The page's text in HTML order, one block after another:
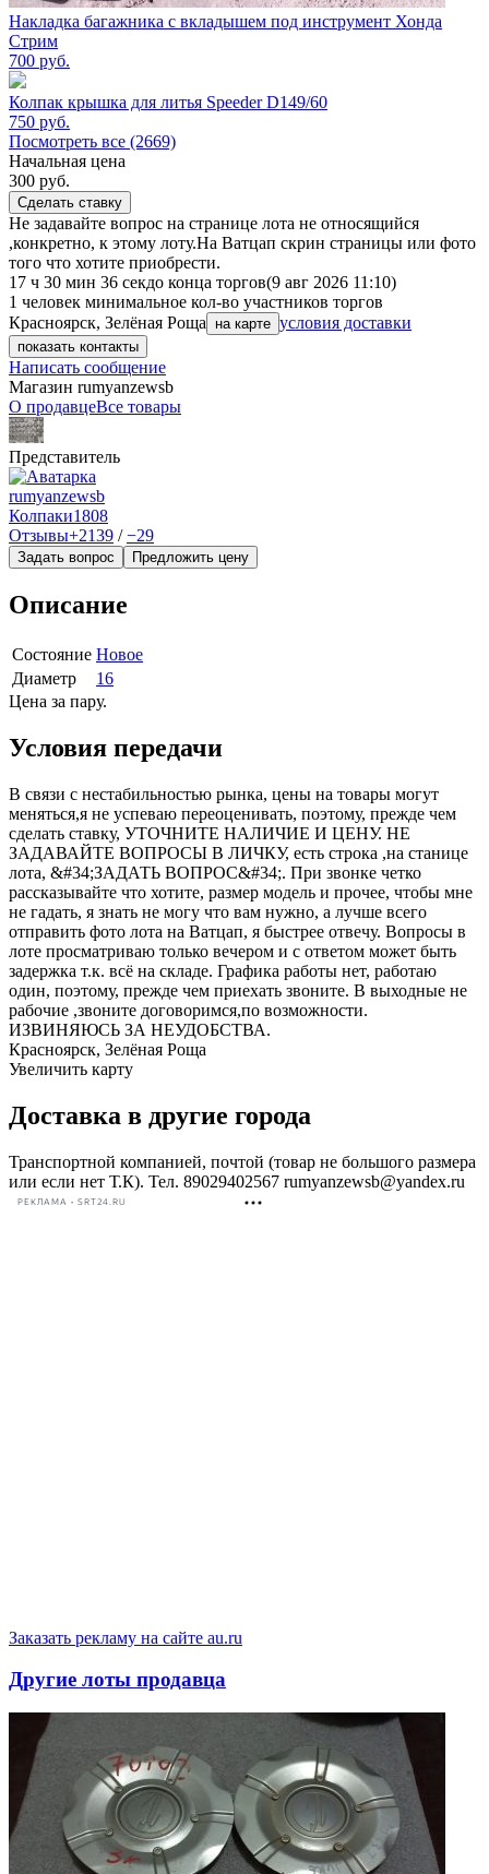
Накладка багажника с вкладышем под инструмент Хонда
Стрим
700 руб.
Колпак крышка для литья Speeder D149/60
750 руб.
Посмотреть все (2669)
Начальная цена
300 руб.
Сделать ставку
Не задавайте вопрос на странице лота не относящийся
,конкретно, к этому лоту.На Ватцап скрин страницы или фото
того что хотите приобрести.
17 ч 30 мин 36 секдо конца торгов(9 авг 2026 11:10)
1 человек минимальное кол-во участников торгов
Красноярск, Зелёная Роща
на карте условия доставки
показать контакты
Написать сообщение
Магазин rumyanzewsb
О продавцеВсе товары
Представитель
rumyanzewsb
Колпаки1808
Отзывы+2139 /−29
Задать вопрос Предложить цену
Описание
Состояние Новое
Диаметр
16
Цена за пару.
Условия передачи
В связи с нестабильностью рынка, цены на товары могут
меняться,я не успеваю переоценивать, поэтому, прежде чем
сделать ставку, УТОЧНИТЕ НАЛИЧИЕ И ЦЕНУ. НЕ
ЗАДАВАЙТЕ ВОПРОСЫ В ЛИЧКУ, есть строка ,на станице
лота, &#34;ЗАДАТЬ ВОПРОС&#34;. При звонке четко
рассказывайте что хотите, размер модель и прочее, чтобы мне
не гадать, я знать не могу что вам нужно, а лучше всего
отправить фото лота на Ватцап, я быстрее отвечу. Вопросы в
лоте просматриваю только вечером и с ответом может быть
задержка т.к. всё на складе. Графика работы нет, работаю
один, поэтому, прежде чем приехать звоните. В выходные не
рабочие ,звоните договоримся,по возможности.
ИЗВИНЯЮСЬ ЗА НЕУДОБСТВА.
Красноярск, Зелёная Роща
Увеличить карту
Доставка в другие города
Транспортной компанией, почтой (товар не большого размера
или если нет Т.К). Тел. 89029402567 rumyanzewsb@yandex.ru
РЕКЛАМА • SRT24.RU
Заказать рекламу на сайте au.ru
Другие лоты продавца